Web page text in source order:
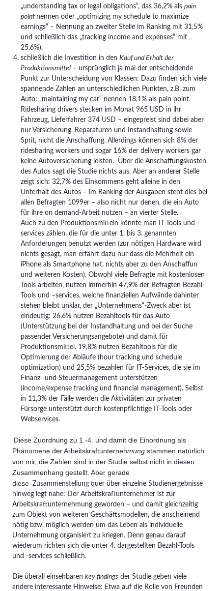
„understanding tax or legal obligations“, das 36,2% alspain
point nennen oder „optimizing my schedule to maximize
earnings“ – Nennung an zweiter Stelle im Ranking mit 31,5%
und schließlich das „tracking income and expenses“ mit
25,6%).
schließlich die Investition in denKauf und Erhalt der
Produktionsmittel – ursprünglich ja mal der entscheidende
Punkt zur Unterscheidung von Klassen: Dazu finden sich viele
spannende Zahlen an unterschiedlichen Punkten, z.B. zum
Auto: „maintaining my car“ nennen 18,1% als pain point.
Ridesharing drivers stecken im Monat 965 USD in ihr
Fahrzeug, Lieferfahrer 374 USD – eingepreist sind dabei aber
nur Versicherung, Reparaturen und Instandhaltung sowie
Sprit, nicht die Anschaffung. Allerdings können sich 8% der
ridesharing workers und sogar 16% der delivery workers gar
keine Autoversicherung leisten. Über die Anschaffungskosten
des Autos sagt die Studie nichts aus. Aber an anderer Stelle
zeigt sich: 32,7% des Einkommens geht alleine in den
Unterhalt des Autos – im Ranking der Ausgaben steht dies bei
allen Befragten 1099er – also nicht nur denen, die ein Auto
für ihre on demand-Arbeit nutzen – an vierter Stelle.
Auch zu den Produktionsmitteln könnte man IT-Tools und -
services zählen, die für die unter 1. bis 3. genannten
Anforderungen benutzt werden (zur nötigen Hardware wird
nichts gesagt, man erfährt dazu nur dass die Mehrheit ein
iPhone als Smartphone hat, nichts aber zu den Anschaffun
und weiteren Kosten). Obwohl viele Befragte mit kostenlosen
Tools arbeiten, nutzen immerhin 47,9% der Befragten Bezahl-
Tools und –services, welche finanziellen Aufwände dahinter
stehen bleibt unklar, der „Unternehmens“-Zweck aber ist
eindeutig: 26,6% nutzen Bezahltools für das Auto
(Unterstützung bei der Instandhaltung und bei der Suche
passender Versicherungsangebote) und damit für
Produktionsmittel. 19,8% nutzen Bezahltools für die
Optimierung der Abläufe (hour tracking und schedule
optimization) und 25,5% bezahlen für IT-Services, die sie im
Finanz- und Steuermanagement unterstützen
(income/expense tracking und financial management). Selbst
in 11,3% der Fälle werden die Aktivitäten zur privaten
Fürsorge unterstützt durch kostenpflichtige IT-Tools oder
Webservices.
Diese Zuordnung zu 1.-4. und damit die Einordnung als
Phänomene der Arbeitskraftunternehmungstammen natürlich
von mir, die Zahlen sind in der Studie selbst nicht in diesen
Zusammenhang gestellt. Aber gerade
diese Zusammenstellung quer über einzelne Studienergebnisse
hinweg legt nahe: Der Arbeitskraftunternehmer ist zur
Arbeitskraftunternehmung geworden – und damit gleichzeitig
zum Objekt von weiteren Geschäftsmodellen, die anscheinend
nötig bzw. möglich werden um das Leben als individuelle
Unternehmung organisiert zu kriegen. Denn genau darauf
wiederum richten sich die unter 4. dargestellten Bezahl-Tools
und -services schließlich.
Die überall einsehbaren key findings der Studie geben viele
andere interessante Hinweise: Etwa auf die Rolle von Freunden